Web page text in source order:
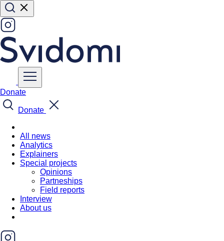
Donate
Donate
All news
Analytics
Explainers
Special projects
Opinions
Partneships
Field reports
Interview
About us